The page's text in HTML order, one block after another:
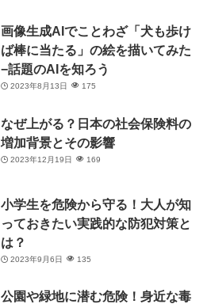
画像生成AIでことわざ「犬も歩け
ば棒に当たる」の絵を描いてみた
−話題のAIを知ろう
2023年8月13日 175
なぜ上がる？日本の社会保険料の
増加背景とその影響
2023年12月19日 169
小学生を危険から守る！大人が知
っておきたい実践的な防犯対策と
は？
2023年9月6日 135
公園や緑地に潜む危険！身近な毒